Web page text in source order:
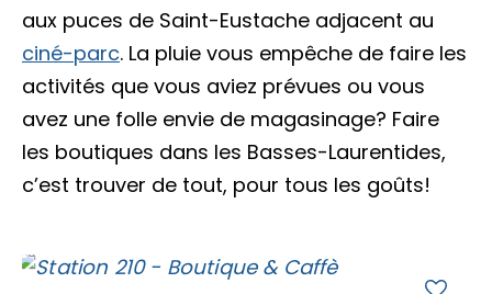
Trouvez des escapades
Carte des attraits
Calendrier
Mariages
Accès membre
Nous joindre
aux puces de Saint-Eustache adjacent au
ciné-parc. La pluie vous empêche de faire les
activités que vous aviez prévues ou vous
avez une folle envie de magasinage? Faire
les boutiques dans les Basses-Laurentides,
c’est trouver de tout, pour tous les goûts!